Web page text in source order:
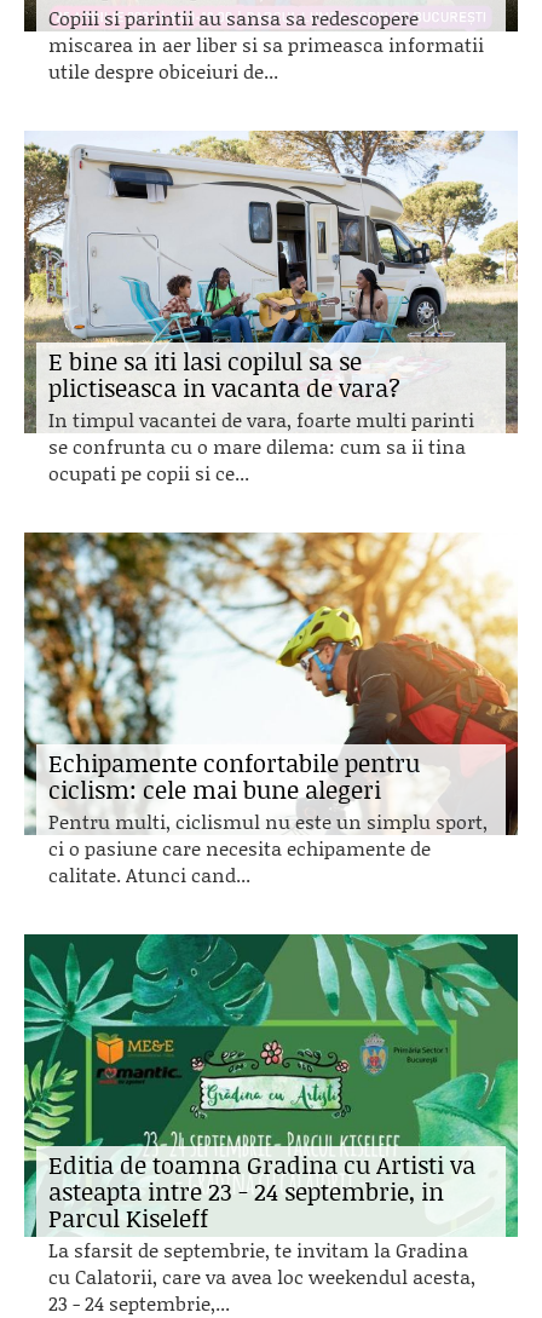
Copiii si parintii au sansa sa redescopere
miscarea in aer liber si sa primeasca informatii
utile despre obiceiuri de...
E bine sa iti lasi copilul sa se
plictiseasca in vacanta de vara?
In timpul vacantei de vara, foarte multi parinti
se confrunta cu o mare dilema: cum sa ii tina
ocupati pe copii si ce...
Echipamente confortabile pentru
ciclism: cele mai bune alegeri
Pentru multi, ciclismul nu este un simplu sport,
ci o pasiune care necesita echipamente de
calitate. Atunci cand...
Editia de toamna Gradina cu Artisti va
asteapta intre 23 - 24 septembrie, in
Parcul Kiseleff
La sfarsit de septembrie, te invitam la Gradina
cu Calatorii, care va avea loc weekendul acesta,
23 - 24 septembrie,...